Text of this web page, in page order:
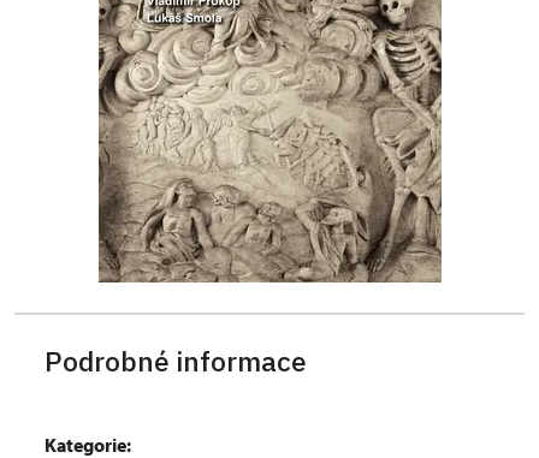
Podrobné informace
Kategorie: